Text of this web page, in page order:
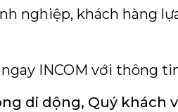
nghiệp, khách hàng
INCOM với thông
di dộng, Quý khách